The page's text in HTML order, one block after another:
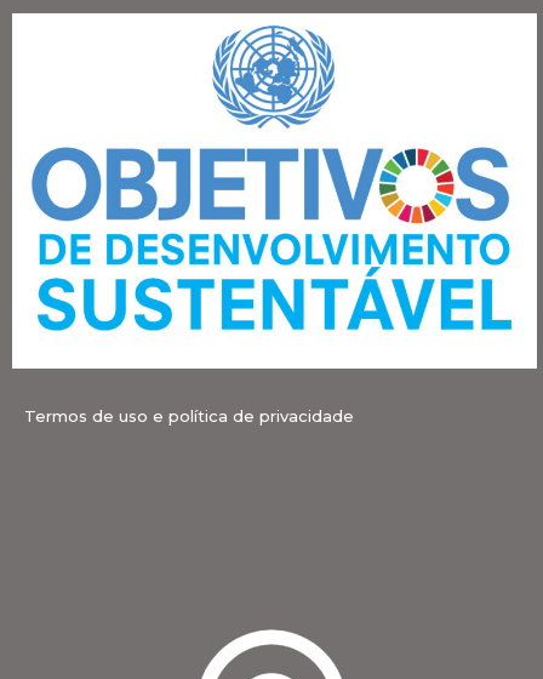
Termos de uso e política de privacidade